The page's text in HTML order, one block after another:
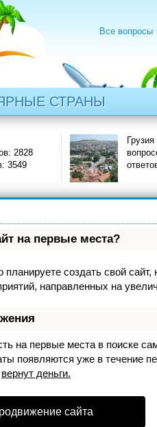
Все вопросы
СТРАНЫ
Грузия
вопросов: 1402
ответов: 1590
на
на первые места?
создать свой
направленных на
на первые места в поиске
появляются уже в течение
вернут деньги.
сайта